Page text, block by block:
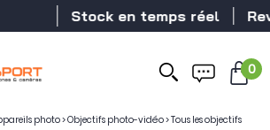
Stock en temps réel Revendeur
0
photo>Objectifs photo-vidéo>Tous les objectifs